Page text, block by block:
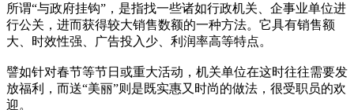
所谓“与政府挂钩”，是指找一些诸如行政机关、企事业单位进
行公关，进而获得较大销售数额的一种方法。它具有销售额
大、时效性强、广告投入少、利润率高等特点。
譬如针对春节等节日或重大活动，机关单位在这时往往需要发
放福利，而送“美丽”则是既实惠又时尚的做法，很受职员的欢
迎。